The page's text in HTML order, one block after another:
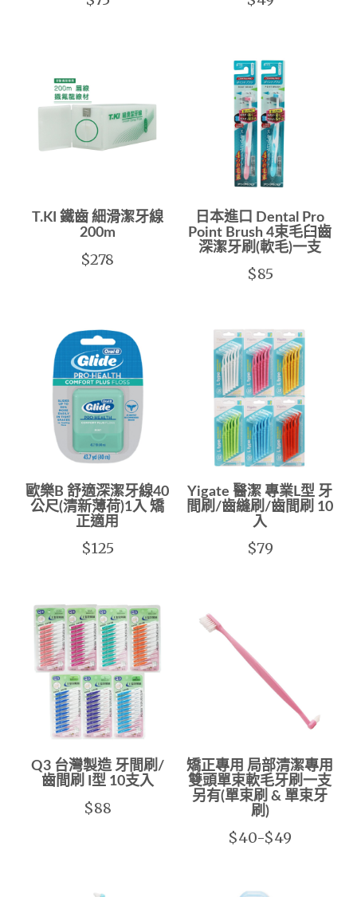
T.KI 鐵齒 細滑潔牙線
200m
$278
日本進口 Dental Pro
Point Brush 4束毛臼齒
深潔牙刷(軟毛)一支
$85
歐樂B 舒適深潔牙線40
公尺(清新薄荷)1入 矯
正適用
$125
Yigate 醫潔 專業L型 牙
間刷/齒縫刷/齒間刷 10
入
$79
Q3 台灣製造 牙間刷/
齒間刷 I型 10支入
$88
矯正專用 局部清潔專用
雙頭單束軟毛牙刷一支
另有(單束刷 & 單束牙
刷)
$40-$49